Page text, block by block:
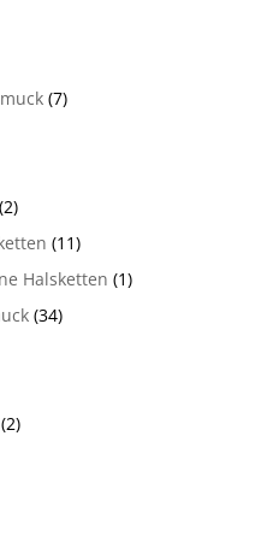
(7)
(2)
(11)
Halsketten (1)
(34)
(2)